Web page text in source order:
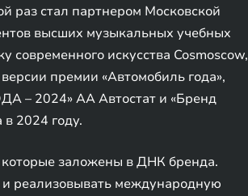
раз стал партнером Московской
высших музыкальных учебных
искусства Cosmoscow,
премии «Автомобиль года»,
– 2024» АА Автостат и «Бренд
в 2024 году.
которые заложены в ДНК бренда.
и реализовывать международную